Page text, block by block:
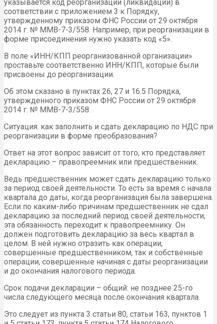
указывается код реорганизации (ликвидации) в
соответствии с приложением 3 к Порядку,
утвержденному приказом ФНС России от 29 октября
2014 г. № ММВ-7-3/558. Например, при реорганизации в
форме присоединения нужно указать код «5».
В поле «ИНН/КПП реорганизованной организации»
проставьте соответственно ИНН/КПП, которые были
присвоены до реорганизации.
Об этом сказано в пунктах 26, 27 и 16.5 Порядка,
утвержденного приказом ФНС России от 29 октября
2014 г. № ММВ-7-3/558.
Ситуация: как заполнить и сдать декларацию по НДС при
реорганизации в форме преобразования?
Ответ на этот вопрос зависит от того, кто представляет
декларацию – правопреемник или предшественник.
Ведь предшественник может сдать декларацию только
за период своей деятельности. То есть за время с начала
квартала до даты, когда реорганизация была завершена.
Если по каким-либо причинам предшественник не сдал
декларацию за последний период своей деятельности,
эта обязанность переходит к правопреемнику. Он
должен подготовить декларацию за весь квартал в
целом. В ней нужно отразить как операции,
совершенные предшественником, так и собственные
операции, совершенные начиная с даты реорганизации
и до окончания налогового периода.
Срок подачи декларации – общий: не позднее 25-го
числа следующего месяца после окончания квартала.
Это следует из пункта 3 статьи 80, статьи 163, пунктов 1